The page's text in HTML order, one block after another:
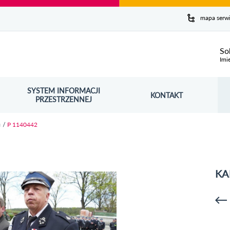
mapa
SYSTEM INFORMACJI
PRZESTRZENNEJ
OTWORZY SIĘ W NOWYM OKNIE KONTAKT
P 1140442